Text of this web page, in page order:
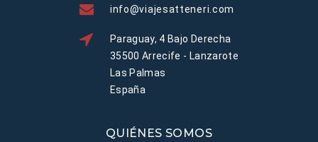
info@viajesatteneri.com
Paraguay, 4 Bajo Derecha
35500 Arrecife - Lanzarote
Las Palmas
España
QUIÉNES SOMOS